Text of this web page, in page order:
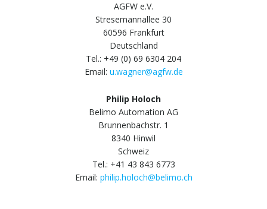
AGFW e.V.
Stresemannallee 30
60596 Frankfurt
Deutschland
Tel.: +49 (0) 69 6304 204
Email: u.wagner@agfw.de
Philip Holoch
Belimo Automation AG
Brunnenbachstr. 1
8340 Hinwil
Schweiz
Tel.: +41 43 843 6773
Email: philip.holoch@belimo.ch